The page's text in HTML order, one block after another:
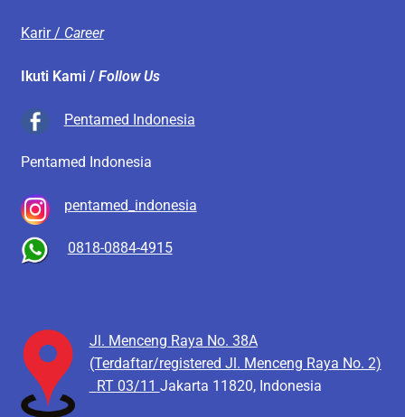
Karir / Career
Ikuti Kami / Follow Us
Pentamed Indonesia
Pentamed Indonesia
pentamed_indonesia
0818-0884-4915
Jl. Menceng Raya No. 38A
(Terdaftar/registered Jl. Menceng Raya No. 2)
RT 03/11 Jakarta 11820, Indonesia